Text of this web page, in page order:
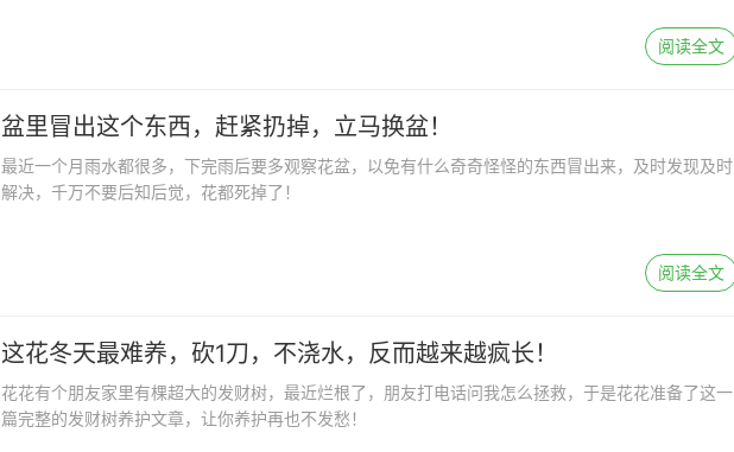
阅读全文
盆里冒出这个东西，赶紧扔掉，立马换盆！
最近一个月雨水都很多，下完雨后要多观察花盆，以免有什么奇奇怪怪的东西冒出来，及时发现及时
解决，千万不要后知后觉，花都死掉了！
阅读全文
这花冬天最难养，砍1刀，不浇水，反而越来越疯长！
花花有个朋友家里有棵超大的发财树，最近烂根了，朋友打电话问我怎么拯救，于是花花准备了这一
篇完整的发财树养护文章，让你养护再也不发愁！